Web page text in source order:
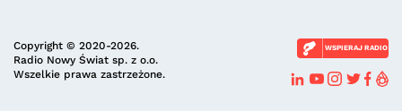
Copyright © 2020-2026.
Radio Nowy Świat sp. z o.o.
Wszelkie prawa zastrzeżone.
WSPIERAJ RADIO